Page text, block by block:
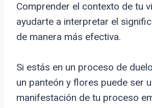
Comprender el contexto de tu
ayudarte a interpretar el
de manera más efectiva.
Si estás en un proceso de
un panteón y flores puede ser
manifestación de tu proceso